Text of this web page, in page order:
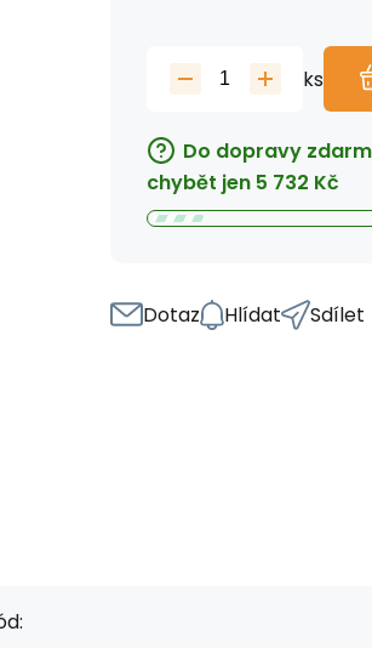
ks
Do dopravy
chybět jen 5 732 Kč
Dotaz Hlídat Sdílet